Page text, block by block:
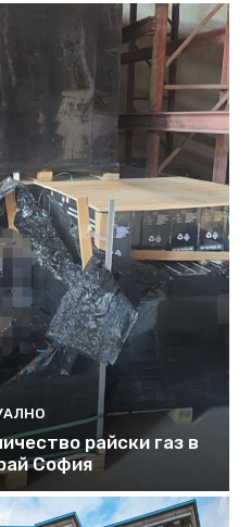
райски газ в
София